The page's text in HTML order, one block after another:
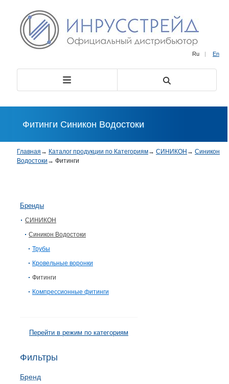
Ru | En
Фитинги Синикон Водостоки
Главная → Каталог продукции по Категориям→ СИНИКОН → Синикон
Водостоки → Фитинги
Бренды
СИНИКОН
Синикон Водостоки
Трубы
Кровельные воронки
Фитинги
Компрессионные фитинги
Перейти в режим по категориям
Фильтры
Бренд